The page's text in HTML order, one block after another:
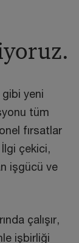
yeni
tüm
fırsatlar
çekici,
işgücü ve
çalışır,
işbirliği